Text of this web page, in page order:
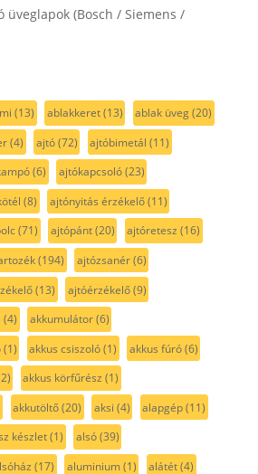
üveglapok (Bosch / Siemens /
(13) ablakkeret(13) ablak üveg(20)
(4) ajtó(72) ajtóbimetál (11)
(6) ajtókapcsoló(23)
(8) ajtónyitás érzékelő(11)
(71) ajtópánt(20) ajtóretesz (16)
(194) ajtózsanér(6)
(13) ajtóérzékelő(9)
(4) akkumulátor(6)
(1) akkus csiszoló(1) akkus fúró(6)
akkus körfűrész (1)
akkutöltő(20) aksi (4) alapgép(11)
készlet(1) alsó(39)
(17) aluminium(1) alátét(4)